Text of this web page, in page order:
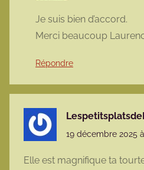
Je suis bien d’accord.
Merci beaucoup
Répondre
19 décembre 2025
Elle est magnifique ta